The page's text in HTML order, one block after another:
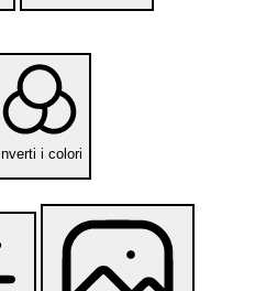
Inverti i colori